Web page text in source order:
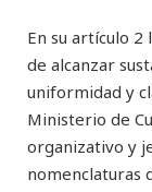
En su artículo 2
de alcanzar
uniformidad y
Ministerio de
organizativo y
nomenclaturas